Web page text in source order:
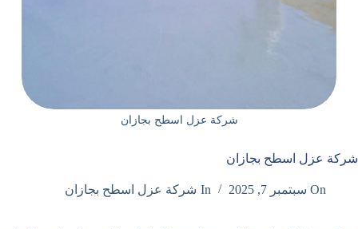
شركة عزل اسطح بجازان
شركة عزل اسطح بجازان
On سبتمبر 7, 2025 In شركة عزل اسطح بجازان